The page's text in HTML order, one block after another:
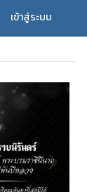
เข้าสู่ระบบ